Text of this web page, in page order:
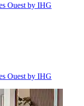
Ouest by IHG
Ouest by IHG